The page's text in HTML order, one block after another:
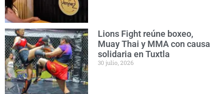
Lions Fight reúne boxeo,
Muay Thai y MMA con causa
solidaria en Tuxtla
30 julio, 2026